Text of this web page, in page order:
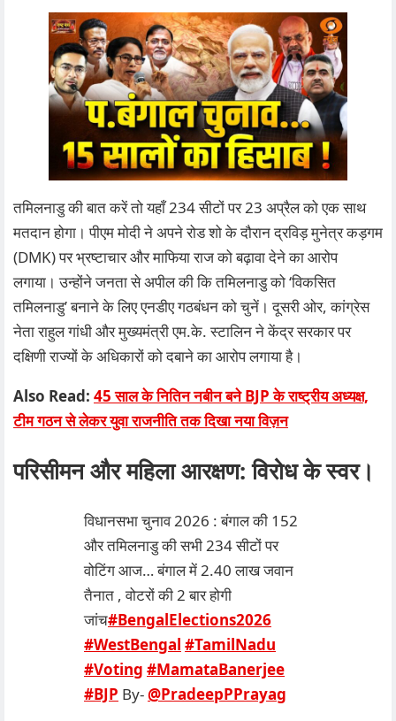
तमिलनाडु की बात करें तो यहाँ 234 सीटों पर 23 अप्रैल को एक साथ
मतदान होगा। पीएम मोदी ने अपने रोड शो के दौरान द्रविड़ मुनेत्र कड़गम
(DMK) पर भ्रष्टाचार और माफिया राज को बढ़ावा देने का आरोप
लगाया। उन्होंने जनता से अपील की कि तमिलनाडु को ‘विकसित
तमिलनाडु’ बनाने के लिए एनडीए गठबंधन को चुनें। दूसरी ओर, कांग्रेस
नेता राहुल गांधी और मुख्यमंत्री एम.के. स्टालिन ने केंद्र सरकार पर
दक्षिणी राज्यों के अधिकारों को दबाने का आरोप लगाया है।
Also Read: 45 साल के नितिन नबीन बने BJP के राष्ट्रीय अध्यक्ष,
टीम गठन से लेकर युवा राजनीति तक दिखा नया विज़न
परिसीमन और महिला आरक्षण: विरोध के स्वर।
विधानसभा चुनाव 2026 : बंगाल की 152
और तमिलनाडु की सभी 234 सीटों पर
वोटिंग आज… बंगाल में 2.40 लाख जवान
तैनात , वोटरों की 2 बार होगी
जांच#BengalElections2026
#WestBengal #TamilNadu
#Voting #MamataBanerjee
#BJP By-@PradeepPPrayag